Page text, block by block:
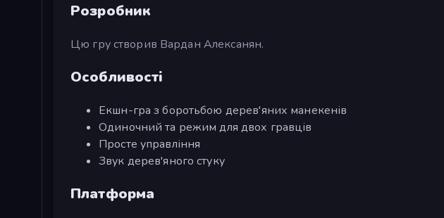
Розробник
Цю гру створив Вардан Алексанян.
Особливості
Екшн-гра з боротьбою дерев'яних манекенів
Одиночний та режим для двох гравців
Просте управління
Звук дерев'яного стуку
Платформа